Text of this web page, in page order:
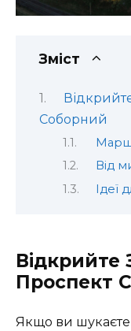
Зміст
Соборний
Від
Ідеї
Відкрийте
Проспект
Якщо ви шукаєте